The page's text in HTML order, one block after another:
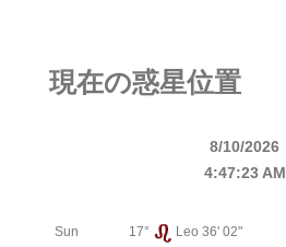
現在の惑星位置
8/10/2026
4:47:23 AM
Sun 17°
Leo 36' 02"